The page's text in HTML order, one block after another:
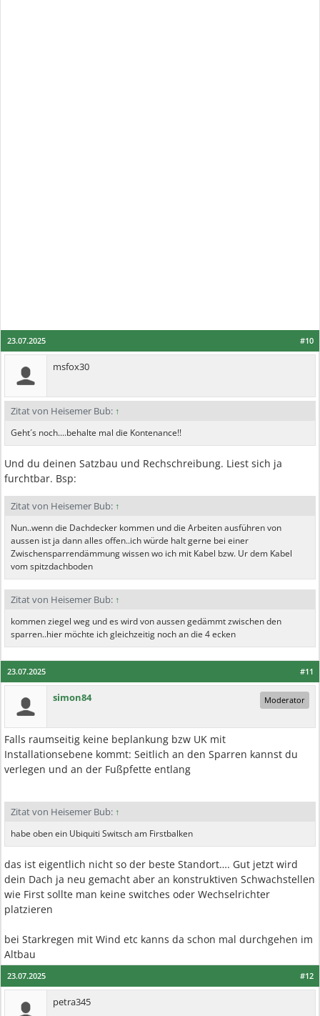
#10
23.07.2025
msfox30
Zitat von Heisemer Bub: ↑
Geht´s noch....behalte mal die Kontenance!!
Und du deinen Satzbau und Rechschreibung. Liest sich ja
furchtbar. Bsp:
Zitat von Heisemer Bub: ↑
Nun..wenn die Dachdecker kommen und die Arbeiten ausführen von
aussen ist ja dann alles offen..ich würde halt gerne bei einer
Zwischensparrendämmung wissen wo ich mit Kabel bzw. Ur dem Kabel
vom spitzdachboden
Zitat von Heisemer Bub: ↑
kommen ziegel weg und es wird von aussen gedämmt zwischen den
sparren..hier möchte ich gleichzeitig noch an die 4 ecken
#11
23.07.2025
simon84 Moderator
Falls raumseitig keine beplankung bzw UK mit
Installationsebene kommt: Seitlich an den Sparren kannst du
verlegen und an der Fußpfette entlang
Zitat von Heisemer Bub: ↑
habe oben ein Ubiquiti Switsch am Firstbalken
das ist eigentlich nicht so der beste Standort…. Gut jetzt wird
dein Dach ja neu gemacht aber an konstruktiven Schwachstellen
wie First sollte man keine switches oder Wechselrichter
platzieren
bei Starkregen mit Wind etc kanns da schon mal durchgehen im
Altbau
#12
23.07.2025
petra345